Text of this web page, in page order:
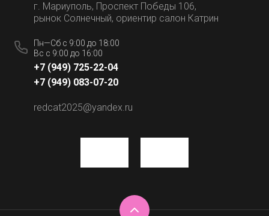
г. Мариуполь, Проспект Победы 106,
рынок Солнечный, ориентир салон Катрин
Пн—Сб с 9:00 до 18:00
Вс с 9:00 до 16:00
+7 (949) 725-22-04
+7 (949) 083-07-20
redcat2025@yandex.ru